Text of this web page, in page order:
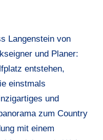
Langenstein von
und Planer:
entstehen,
einstmals
und
zum Country
mit einem